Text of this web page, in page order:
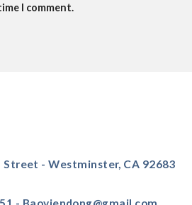
I comment.
- Westminster, CA 92683